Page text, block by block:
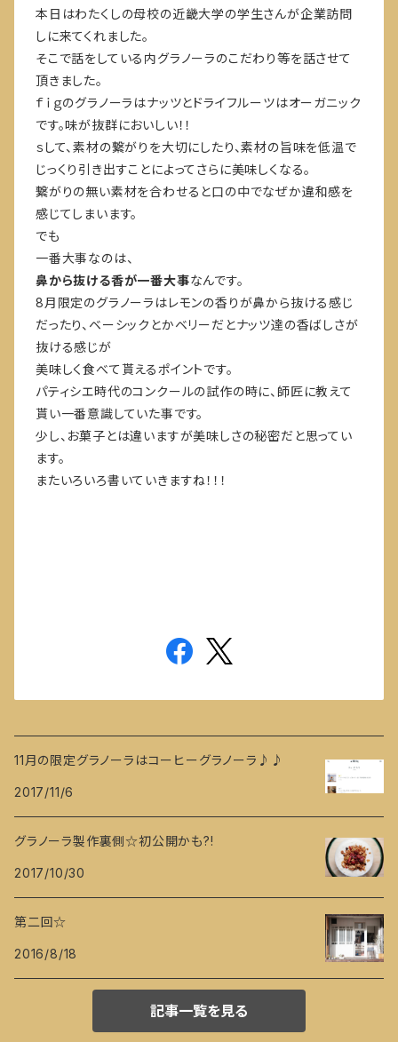
本日はわたくしの母校の近畿大学の学生さんが企業訪問
しに来てくれました。
そこで話をしている内グラノーラのこだわり等を話させて
頂きました。
ｆｉｇのグラノーラはナッツとドライフルーツはオーガニック
です。味が抜群においしい！！
ｓして、素材の繋がりを大切にしたり、素材の旨味を低温で
じっくり引き出すことによってさらに美味しくなる。
繋がりの無い素材を合わせると口の中でなぜか違和感を
感じてしまいます。
でも
一番大事なのは、
鼻から抜ける香が一番大事なんです。
8月限定のグラノーラはレモンの香りが鼻から抜ける感じ
だったり、ベーシックとかベリーだとナッツ達の香ばしさが
抜ける感じが
美味しく食べて貰えるポイントです。
パティシエ時代のコンクールの試作の時に、師匠に教えて
貰い一番意識していた事です。
少し、お菓子とは違いますが美味しさの秘密だと思ってい
ます。
またいろいろ書いていきますね！！！
11月の限定グラノーラはコーヒーグラノーラ♪♪
2017/11/6
グラノーラ製作裏側☆初公開かも?!
2017/10/30
第二回☆
2016/8/18
記事一覧を見る